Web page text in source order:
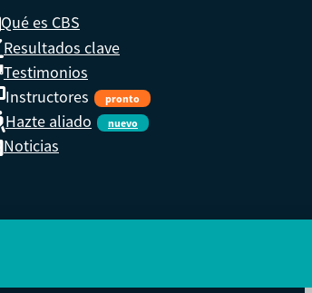
Qué es CBS
Resultados clave
Testimonios
Instructores
pronto
Hazte aliado nuevo
Noticias